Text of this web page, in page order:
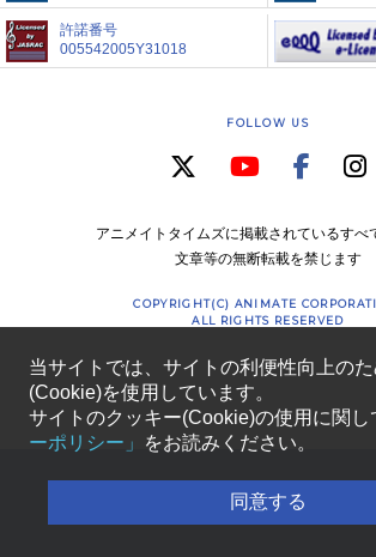
許諾番号
005542005Y31018
FOLLOW US
アニメイトタイムズに掲載されているすべ
文章等の無断転載を禁じます
COPYRIGHT(C) ANIMATE
ALL RIGHTS RESERVED
当サイトでは、サイトの利便性向上の
(Cookie)を使用しています。
サイトのクッキー(Cookie)の使用に関し
ーポリシー」
をお読みください。
同意する